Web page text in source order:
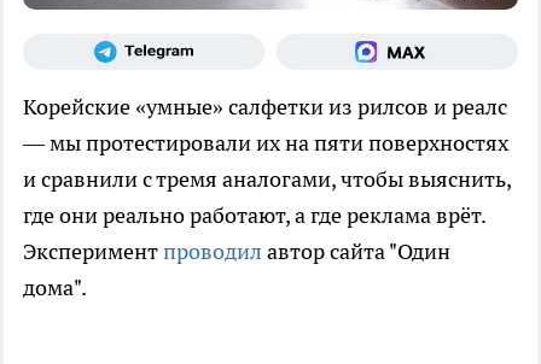
Корейские «умные» салфетки из рилсов и реалс
— мы протестировали их на пяти поверхностях
и сравнили с тремя аналогами, чтобы выяснить,
где они реально работают, а где реклама врёт.
Экспериментпроводил автор сайта "Один
дома".